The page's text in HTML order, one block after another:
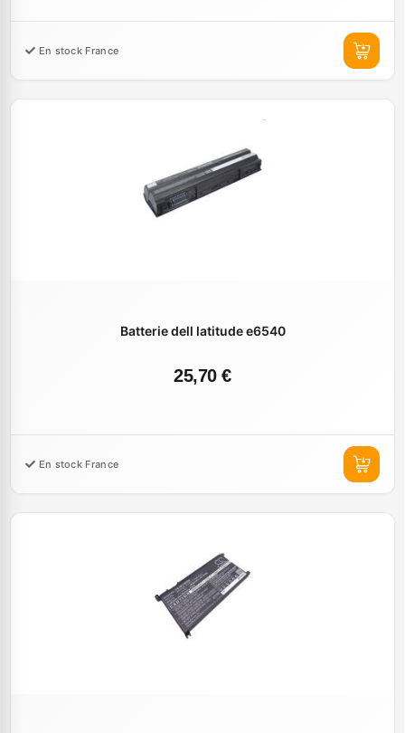
En stock France
Batterie dell latitude e6540
25,70 €
En stock France